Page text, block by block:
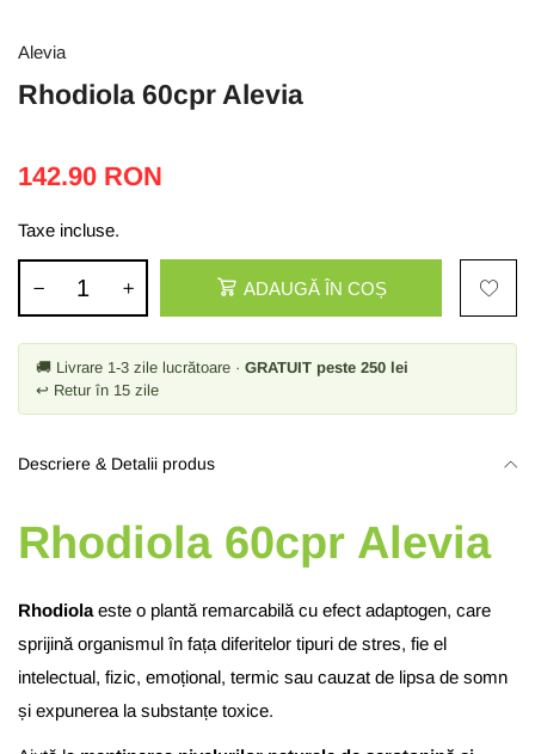
Alevia
Rhodiola 60cpr Alevia
142.90 RON
Taxe incluse.
ADAUGĂ ÎN COȘ
🚚 Livrare 1-3 zile lucrătoare · GRATUIT peste 250 lei
↩ Retur în 15 zile
Descriere & Detalii produs
Rhodiola 60cpr Alevia
Rhodiola este o plantă remarcabilă cu efect adaptogen, care
sprijină organismul în fața diferitelor tipuri de stres, fie el
intelectual, fizic, emoțional, termic sau cauzat de lipsa de somn
și expunerea la substanțe toxice.